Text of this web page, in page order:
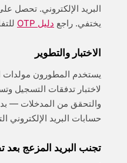
البريد الإلكتروني. تحصل
يختفي. راجع دليل OTP
الاختبار والتطوير
يستخدم المطورون مولدات
لاختبار تدفقات التسجيل
والتحقق من المدخلات —
حسابات البريد الإلكتروني
تجنب البريد المزعج بعد